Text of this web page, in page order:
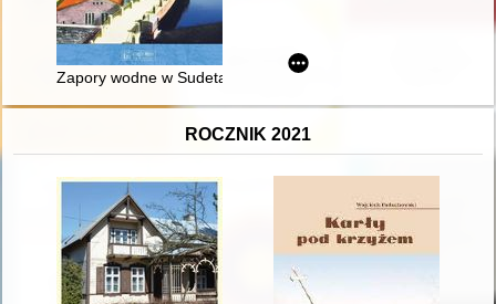
Zapory wodne w Sudetach do 1945 roku
ROCZNIK 2021